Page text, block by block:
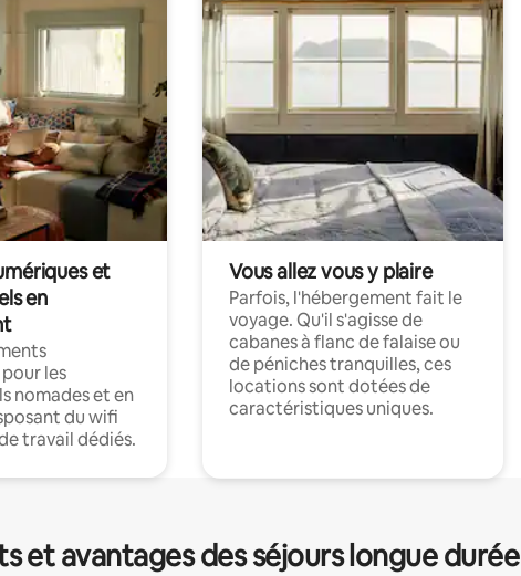
et
en
les
nomades et en
du wifi
travail dédiés.
Vous allez vous y plaire
Parfois, l'hébergement fait le
voyage. Qu'il s'agisse de
cabanes à flanc de falaise ou
de péniches tranquilles, ces
locations sont dotées de
caractéristiques uniques.
et avantages des séjours longue durée